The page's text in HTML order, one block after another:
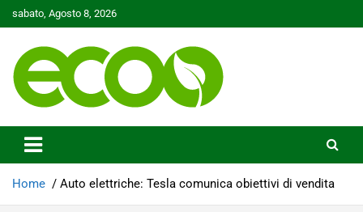
to
sabato, Agosto 8, 2026
Ecoo.it
Home Auto elettriche: Tesla comunica obiettivi di vendita